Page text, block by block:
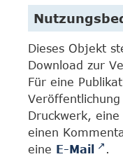
Dieses Objekt
Download zur
Für eine
Druckwerk,
einen
eine E-Mail
.